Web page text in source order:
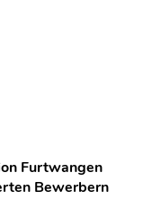
Furtwangen
Bewerbern